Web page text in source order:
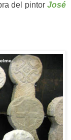
del pintorJosé